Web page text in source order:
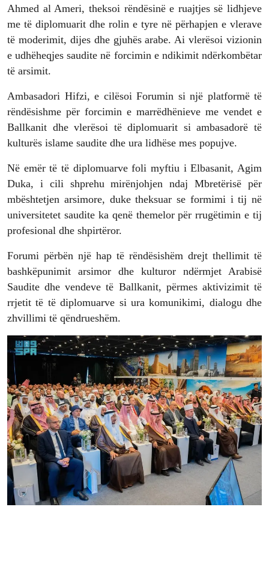
Ahmed al Ameri, theksoi rëndësinë e ruajtjes së lidhjeve
me të diplomuarit dhe rolin e tyre në përhapjen e vlerave
të moderimit, dijes dhe gjuhës arabe. Ai vlerësoi vizionin
e udhëheqjes saudite në forcimin e ndikimit ndërkombëtar
të arsimit.
Ambasadori Hifzi, e cilësoi Forumin si një platformë të
rëndësishme për forcimin e marrëdhënieve me vendet e
Ballkanit dhe vlerësoi të diplomuarit si ambasadorë të
kulturës islame saudite dhe ura lidhëse mes popujve.
Në emër të të diplomuarve foli myftiu i Elbasanit, Agim
Duka, i cili shprehu mirënjohjen ndaj Mbretërisë për
mbështetjen arsimore, duke theksuar se formimi i tij në
universitetet saudite ka qenë themelor për rrugëtimin e tij
profesional dhe shpirtëror.
Forumi përbën një hap të rëndësishëm drejt thellimit të
bashkëpunimit arsimor dhe kulturor ndërmjet Arabisë
Saudite dhe vendeve të Ballkanit, përmes aktivizimit të
rrjetit të të diplomuarve si ura komunikimi, dialogu dhe
zhvillimi të qëndrueshëm.